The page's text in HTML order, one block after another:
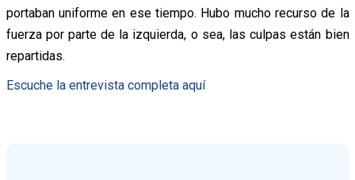
portaban uniforme en ese tiempo. Hubo mucho recurso de la
fuerza por parte de la izquierda, o sea, las culpas están bien
repartidas.
Escuche la entrevista completa aquí